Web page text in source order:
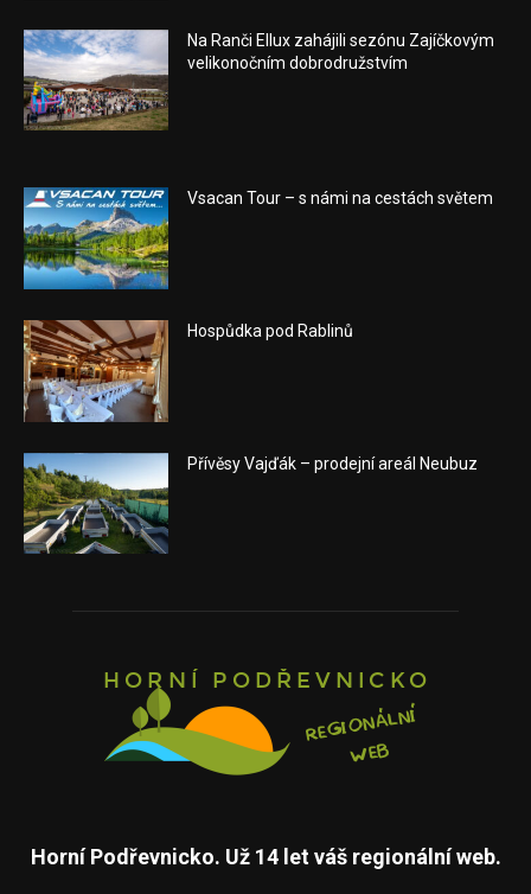
Na Ranči Ellux zahájili sezónu Zajíčkovým
velikonočním dobrodružstvím
Vsacan Tour – s námi na cestách světem
Hospůdka pod Rablinů
Přívěsy Vajďák – prodejní areál Neubuz
Horní Podřevnicko. Už 14 let váš regionální web.